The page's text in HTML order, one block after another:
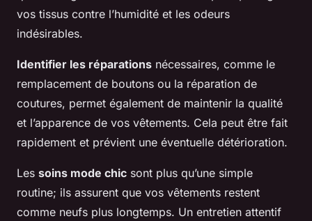
vos tissus contre l’humidité et les odeurs
indésirables.
Identifier les réparations nécessaires, comme le
remplacement de boutons ou la réparation de
coutures, permet également de maintenir la qualité
et l’apparence de vos vêtements. Cela peut être fait
rapidement et prévient une éventuelle détérioration.
Les soins mode chic sont plus qu’une simple
routine; ils assurent que vos vêtements restent
comme neufs plus longtemps. Un entretien attentif